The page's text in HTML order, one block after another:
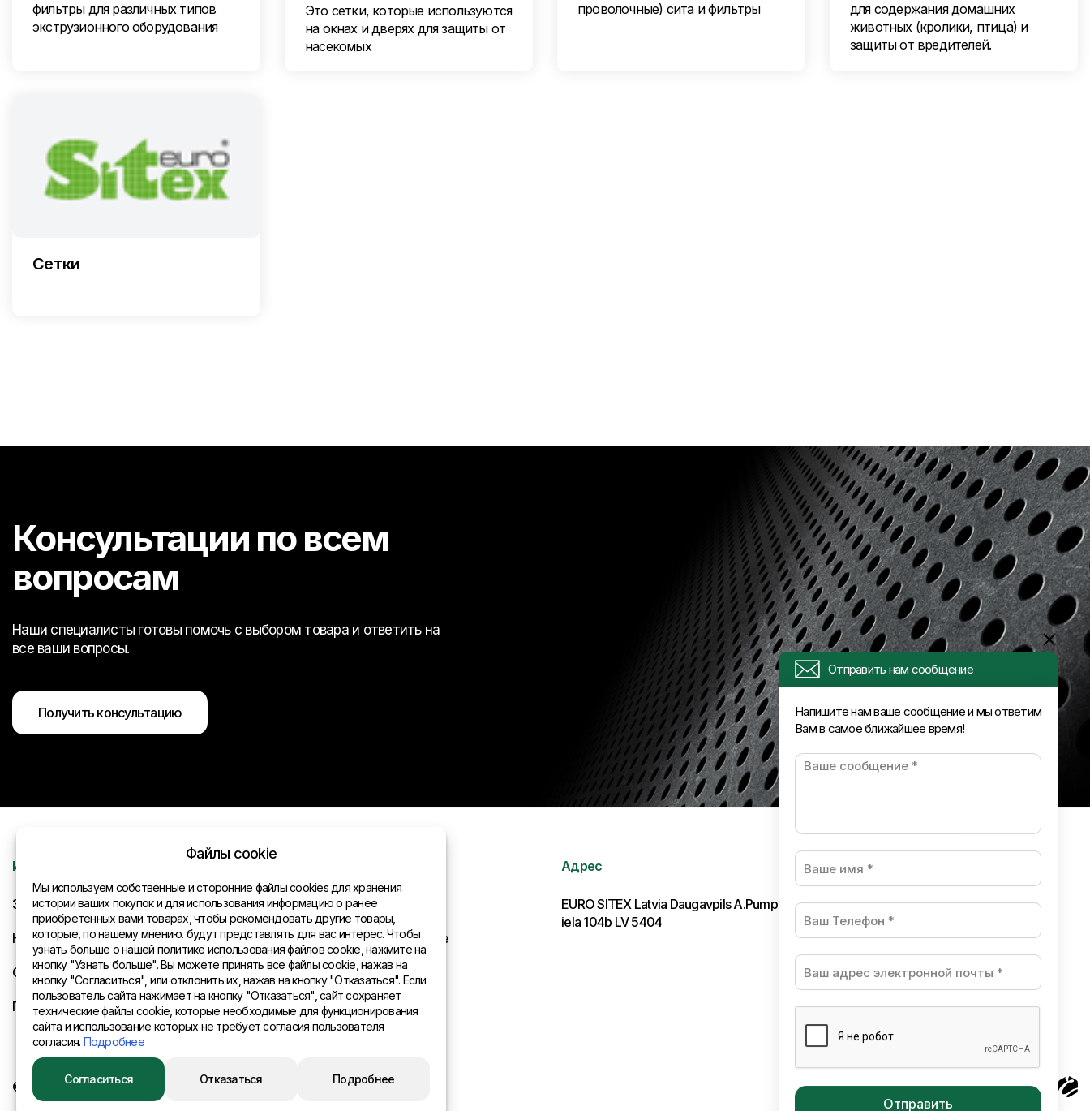
фильтры для различных типов
экструзионного оборудования
Это сетки, которые используются
на окнах и дверях для защиты от
насекомых
проволочные) сита и фильтры
для содержания домашних
животных (кролики, птица) и
защиты от вредителей.
Сетки
Консультации по всем
вопросам
Наши специалисты готовы помочь с выбором товара и ответить на
все ваши вопросы.
Получить консультацию
Отправить нам сообщение
Напишите нам ваше сообщение и мы ответим
Вам в самое ближайшее время!
Информация
Запрос
Новости
Оплата и доставка
Политика конфиденциальности
Общая информация
Представительства в мире
Адрес
EURO SITEX Latvia Daugavpils A.Pumpura
iela 104b LV 5404
© 2015 Eurositex Latvija Разработано в студии Esteriol
Файлы cookie
Мы используем собственные и сторонние файлы cookies для хранения
истории ваших покупок и для использования информацию о ранее
приобретенных вами товарах, чтобы рекомендовать другие товары,
которые, по нашему мнению. будут представлять для вас интерес. Чтобы
узнать больше о нашей политике использования файлов cookie, нажмите на
кнопку "Узнать больше". Вы можете принять все файлы cookie, нажав на
кнопку "Согласиться", или отклонить их, нажав на кнопку "Отказаться". Если
пользователь сайта нажимает на кнопку "Отказаться", сайт сохраняет
технические файлы cookie, которые необходимые для функционирования
сайта и использование которых не требует согласия пользователя
согласия. Подробнее
Согласиться Отказаться Подробнее